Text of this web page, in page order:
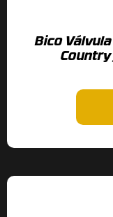
Bico